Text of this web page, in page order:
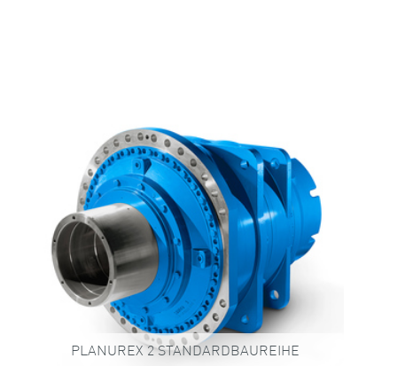
PLANUREX 2 STANDARDBAUREIHE